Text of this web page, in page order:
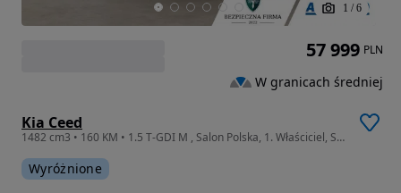
1 / 6
Kia Ceed
1482 cm3 • 160 KM • 1.5 T-GDI M , Salon Polska, 1. Właściciel, Serwis ASO, VAT 23%, Navi,
Wyróżnione
57 999 PLN
W granicach średniej